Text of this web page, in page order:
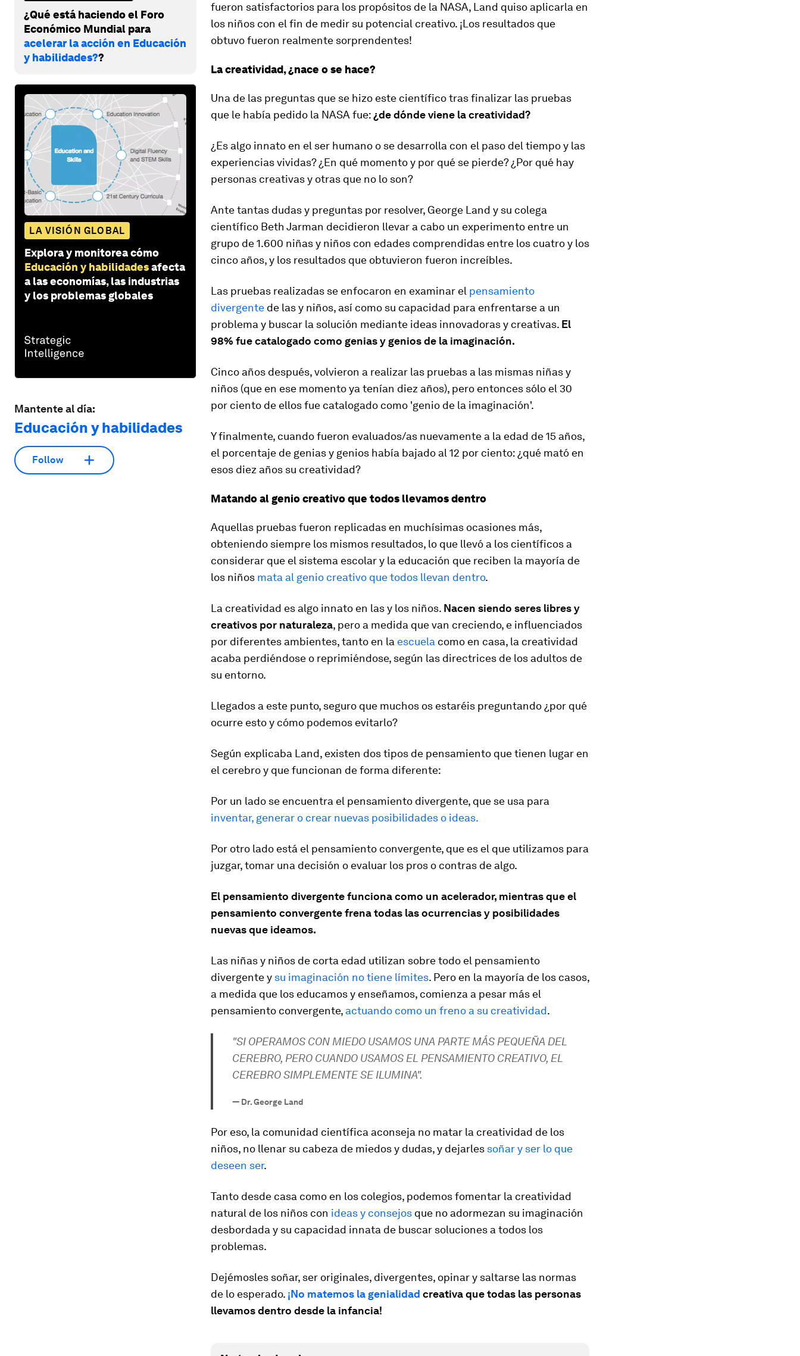
¿Qué está haciendo el Foro
Económico Mundial para
acelerar la acción en Educación
y habilidades??
LA VISIÓN GLOBAL
Explora y monitorea cómo
Educación y habilidadesafecta
a las economías, las industrias
y los problemas globales
Mantente al día:
Educación y habilidades
Follow
fueron satisfactorios para los propósitos de la NASA, Land quiso aplicarla en
los niños con el fin de medir su potencial creativo. ¡Los resultados que
obtuvo fueron realmente sorprendentes!
La creatividad, ¿nace o se hace?
Una de las preguntas que se hizo este científico tras finalizar las pruebas
que le había pedido la NASA fue:¿de dónde viene la creatividad?
¿Es algo innato en el ser humano o se desarrolla con el paso del tiempo y las
experiencias vividas? ¿En qué momento y por qué se pierde? ¿Por qué hay
personas creativas y otras que no lo son?
Ante tantas dudas y preguntas por resolver, George Land y su colega
científico Beth Jarman decidieron llevar a cabo un experimento entre un
grupo de 1.600 niñas y niños con edades comprendidas entre los cuatro y los
cinco años, y los resultados que obtuvieron fueron increíbles.
Las pruebas realizadas se enfocaron en examinar el pensamiento
divergente de las y niños, así como su capacidad para enfrentarse a un
problema y buscar la solución mediante ideas innovadoras y creativas. El
98% fue catalogado como genias y genios de la imaginación.
Cinco años después, volvieron a realizar las pruebas a las mismas niñas y
niños (que en ese momento ya tenían diez años), pero entonces sólo el 30
por ciento de ellos fue catalogado como 'genio de la imaginación'.
Y finalmente, cuando fueron evaluados/as nuevamente a la edad de 15 años,
el porcentaje de genias y genios había bajado al 12 por ciento: ¿qué mató en
esos diez años su creatividad?
Matando al genio creativo que todos llevamos dentro
Aquellas pruebas fueron replicadas en muchísimas ocasiones más,
obteniendo siempre los mismos resultados, lo que llevó a los científicos a
considerar que el sistema escolar y la educación que reciben la mayoría de
los niños mata al genio creativo que todos llevan dentro.
La creatividad es algo innato en las y los niños. Nacen siendo seres libres y
creativos por naturaleza, pero a medida que van creciendo, e influenciados
por diferentes ambientes, tanto en la escuela como en casa, la creatividad
acaba perdiéndose o reprimiéndose, según las directrices de los adultos de
su entorno.
Llegados a este punto, seguro que muchos os estaréis preguntando ¿por qué
ocurre esto y cómo podemos evitarlo?
Según explicaba Land, existen dos tipos de pensamiento que tienen lugar en
el cerebro y que funcionan de forma diferente:
Por un lado se encuentra el pensamiento divergente, que se usa para
inventar, generar o crear nuevas posibilidades o ideas.
Por otro lado está el pensamiento convergente, que es el que utilizamos para
juzgar, tomar una decisión o evaluar los pros o contras de algo.
El pensamiento divergente funciona como un acelerador, mientras que el
pensamiento convergente frena todas las ocurrencias y posibilidades
nuevas que ideamos.
Las niñas y niños de corta edad utilizan sobre todo el pensamiento
divergente y su imaginación no tiene límites. Pero en la mayoría de los casos,
a medida que los educamos y enseñamos, comienza a pesar más el
pensamiento convergente, actuando como un freno a su creatividad.
"SI OPERAMOS CON MIEDO USAMOS UNA PARTE MÁS PEQUEÑA DEL
CEREBRO, PERO CUANDO USAMOS EL PENSAMIENTO CREATIVO, EL
CEREBRO SIMPLEMENTE SE ILUMINA".
— Dr. George Land
Por eso, la comunidad científica aconseja no matar la creatividad de los
niños, no llenar su cabeza de miedos y dudas, y dejarles soñar y ser lo que
deseen ser.
Tanto desde casa como en los colegios, podemos fomentar la creatividad
natural de los niños con ideas y consejos que no adormezan su imaginación
desbordada y su capacidad innata de buscar soluciones a todos los
problemas.
Dejémosles soñar, ser originales, divergentes, opinar y saltarse las normas
de lo esperado. ¡No matemos la genialidad creativa que todas las personas
llevamos dentro desde la infancia!